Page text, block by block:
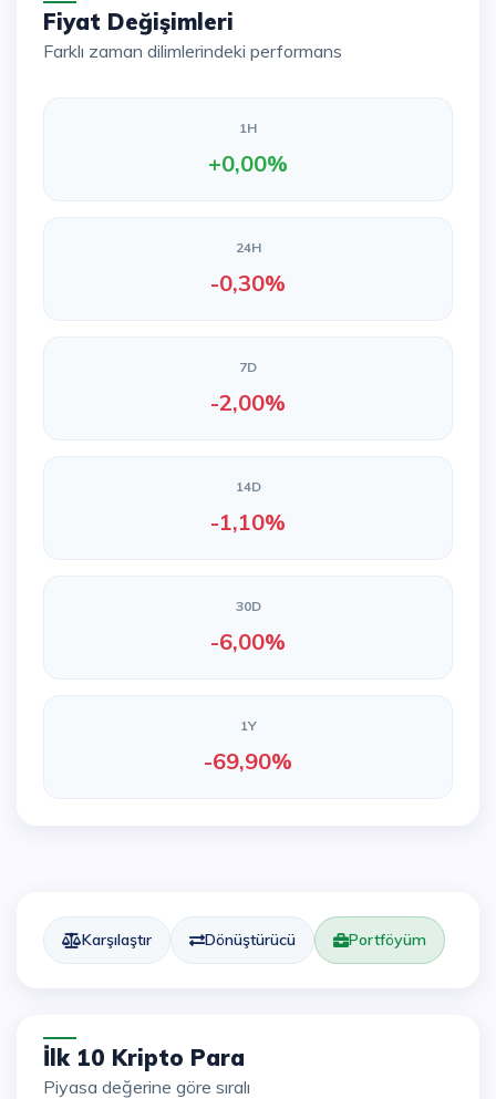
Fiyat Değişimleri
Farklı zaman dilimlerindeki performans
1H
+0,00%
24H
-0,30%
7D
-2,00%
14D
-1,10%
30D
-6,00%
1Y
-69,90%
Karşılaştır Dönüştürücü Portföyüm
İlk 10 Kripto Para
Piyasa değerine göre sıralı